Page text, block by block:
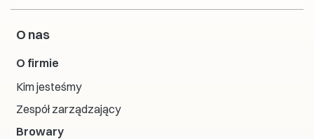
O nas
O firmie
Kim jesteśmy
Zespół zarządzający
Browary